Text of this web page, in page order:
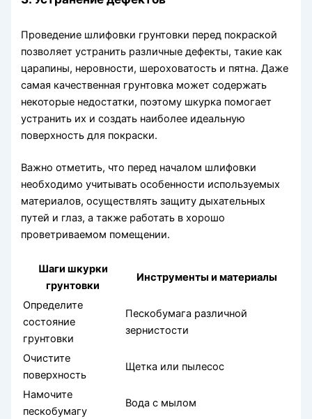
Проведение шлифовки грунтовки перед покраской
позволяет устранить различные дефекты, такие как
царапины, неровности, шероховатость и пятна. Даже
самая качественная грунтовка может содержать
некоторые недостатки, поэтому шкурка помогает
устранить их и создать наиболее идеальную
поверхность для покраски.
Важно отметить, что перед началом шлифовки
необходимо учитывать особенности используемых
материалов, осуществлять защиту дыхательных
путей и глаз, а также работать в хорошо
проветриваемом помещении.
Шаги шкурки
грунтовки
Инструменты и материалы
Определите
состояние
грунтовки
Пескобумага различной
зернистости
Очистите
поверхность
Щетка или пылесос
Намочите
пескобумагу
Вода с мылом